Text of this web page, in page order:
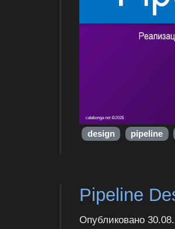
design pipeline
Pipeline
Опубликовано